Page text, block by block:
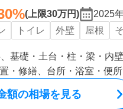
(上限30万円)
2025
トイレ 外壁 屋根
基礎・土台・柱・梁・内
・修繕、台所・浴室・便
額の相場を見る